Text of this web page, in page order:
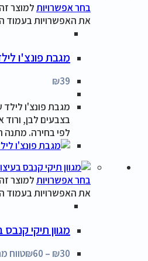
בחר אפשרויותלמוצר
את האפשרויות בעמוד
מגבת פונצ'ו
₪39
מגבת פונצ'ו
בצבעים לבן, ורוד
לפי בחירה. מתנה
בחר אפשרויותלמוצר
את האפשרויות בעמוד
מגוון תיקי קנבס
₪30
–
₪60
טווח